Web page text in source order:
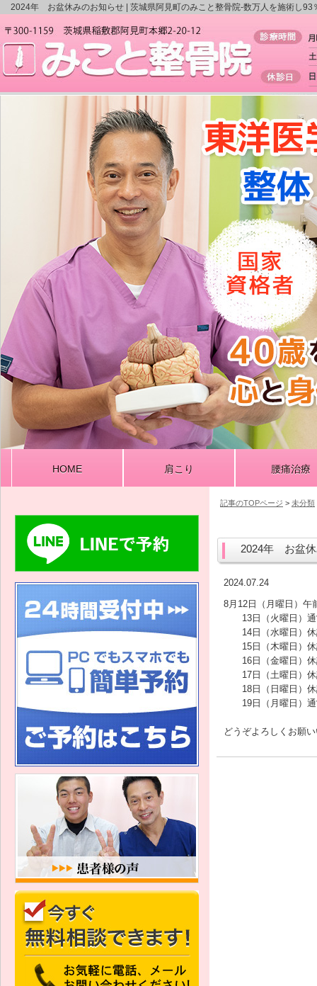
2024年 お盆休みのお知らせ | 茨城県阿見町のみこと整骨院-数万人を施術し93
HOME 肩こり 腰痛治療
記事のTOPページ > 未分類
2024年 お盆休
2024.07.24
8月12日（月曜日）午
13日（火曜日）通
14日（水曜日）休
15日（木曜日）休
16日（金曜日）休
17日（土曜日）休
18日（日曜日）休
19日（月曜日）通
どうぞよろしくお願